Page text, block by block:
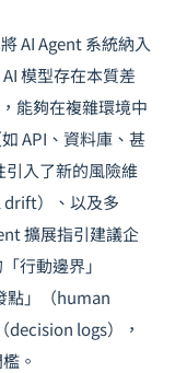
AI Agent 系統納入
模型存在本質差
能夠在複雜環境中
API、資料庫、甚
引入了新的風險維
）、以及多
擴展指引建議企
行動邊界」
點」（human
logs），
。